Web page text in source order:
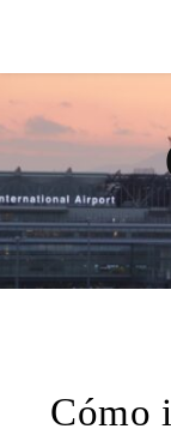
Cómo